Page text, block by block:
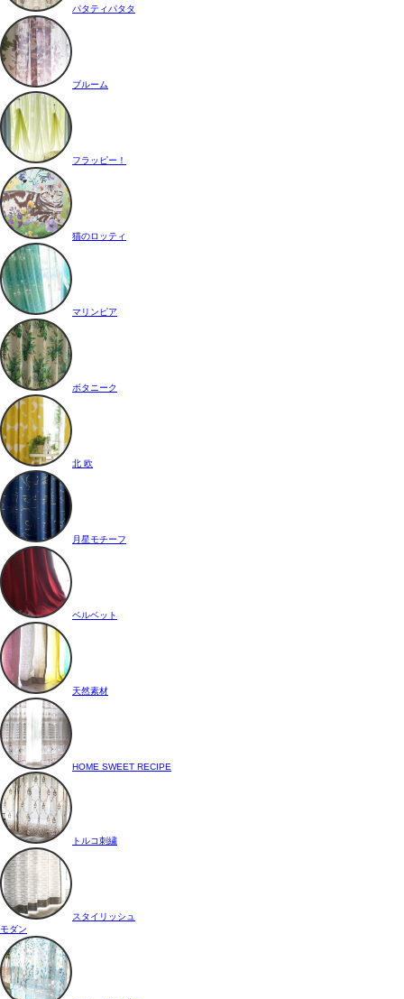
パタティパタタ
ブルーム
フラッピー！
猫のロッティ
マリンピア
ボタニーク
北 欧
月星モチーフ
ベルベット
天然素材
HOME SWEET RECIPE
トルコ刺繍
スタイリッシュ
モダン